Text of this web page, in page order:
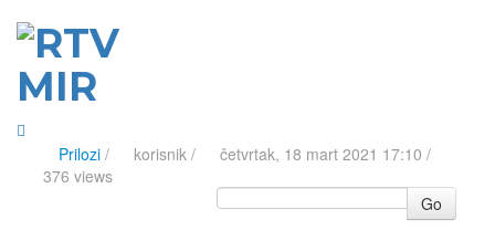
Prilozi / korisnik /
četvrtak, 18 mart 2021 17:10 /
376 views
Go